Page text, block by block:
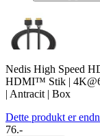
Nedis High Speed
HDMI™ Stik |
| Antracit | Box
Dette produkt er
76.-